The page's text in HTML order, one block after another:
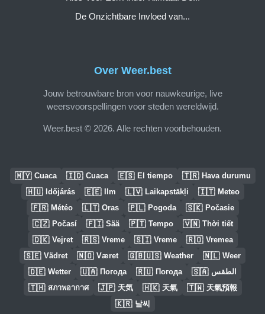
Over Weer.best
Jouw betrouwbare bron voor nauwkeurige, live
weersvoorspellingen voor steden wereldwijd.
Weer.best © 2026. Alle rechten voorbehouden.
De Onzichtbare Invloed van...
🇲🇾 Cuaca 🇮🇩 Cuaca 🇪🇸 El tiempo 🇹🇷 Hava durumu
🇭🇺 Időjárás 🇪🇪 Ilm 🇱🇻 Laikapstākļi 🇮🇹 Meteo
🇫🇷 Météo 🇱🇹 Oras 🇵🇱 Pogoda 🇸🇰 Počasie
🇨🇿 Počasí 🇫🇮 Sää 🇵🇹 Tempo 🇻🇳 Thời tiết
🇩🇰 Vejret 🇷🇸 Vreme 🇸🇮 Vreme 🇷🇴 Vremea
🇸🇪 Vädret 🇳🇴 Været 🇬🇧🇺🇸 Weather 🇳🇱 Weer
🇩🇪 Wetter 🇺🇦 Погода 🇷🇺 Погода 🇸🇦 الطقس
🇹🇭 สภาพอากาศ 🇯🇵 天気 🇭🇰 天氣 🇹🇼 天氣預報
🇰🇷 날씨